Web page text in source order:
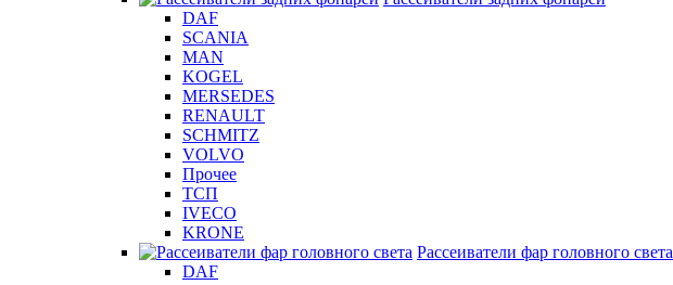
DAF
SCANIA
MAN
KOGEL
MERSEDES
RENAULT
SCHMITZ
VOLVO
Прочее
ТСП
IVECO
KRONE
Рассеиватели фар головного света
DAF